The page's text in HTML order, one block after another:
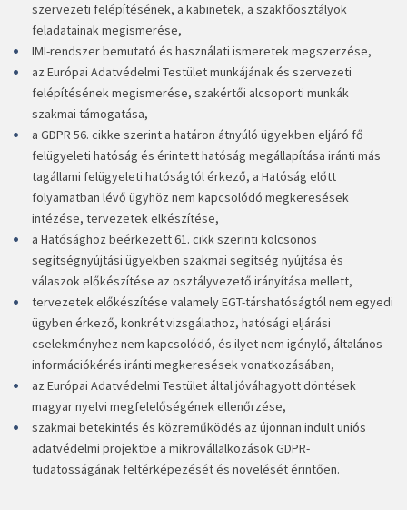
szervezeti felépítésének, a kabinetek, a szakfőosztályok
feladatainak megismerése,
IMI-rendszer bemutató és használati ismeretek megszerzése,
az Európai Adatvédelmi Testület munkájának és szervezeti
felépítésének megismerése, szakértői alcsoporti munkák
szakmai támogatása,
a GDPR 56. cikke szerint a határon átnyúló ügyekben eljáró fő
felügyeleti hatóság és érintett hatóság megállapítása iránti más
tagállami felügyeleti hatóságtól érkező, a Hatóság előtt
folyamatban lévő ügyhöz nem kapcsolódó megkeresések
intézése, tervezetek elkészítése,
a Hatósághoz beérkezett 61. cikk szerinti kölcsönös
segítségnyújtási ügyekben szakmai segítség nyújtása és
válaszok előkészítése az osztályvezető irányítása mellett,
tervezetek előkészítése valamely EGT-társhatóságtól nem egyedi
ügyben érkező, konkrét vizsgálathoz, hatósági eljárási
cselekményhez nem kapcsolódó, és ilyet nem igénylő, általános
információkérés iránti megkeresések vonatkozásában,
az Európai Adatvédelmi Testület által jóváhagyott döntések
magyar nyelvi megfelelőségének ellenőrzése,
szakmai betekintés és közreműködés az újonnan indult uniós
adatvédelmi projektbe a mikrovállalkozások GDPR-
tudatosságának feltérképezését és növelését érintően.